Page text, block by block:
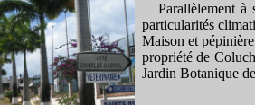
Parallèlement à
particularités
Maison et
propriété de
Jardin Botanique